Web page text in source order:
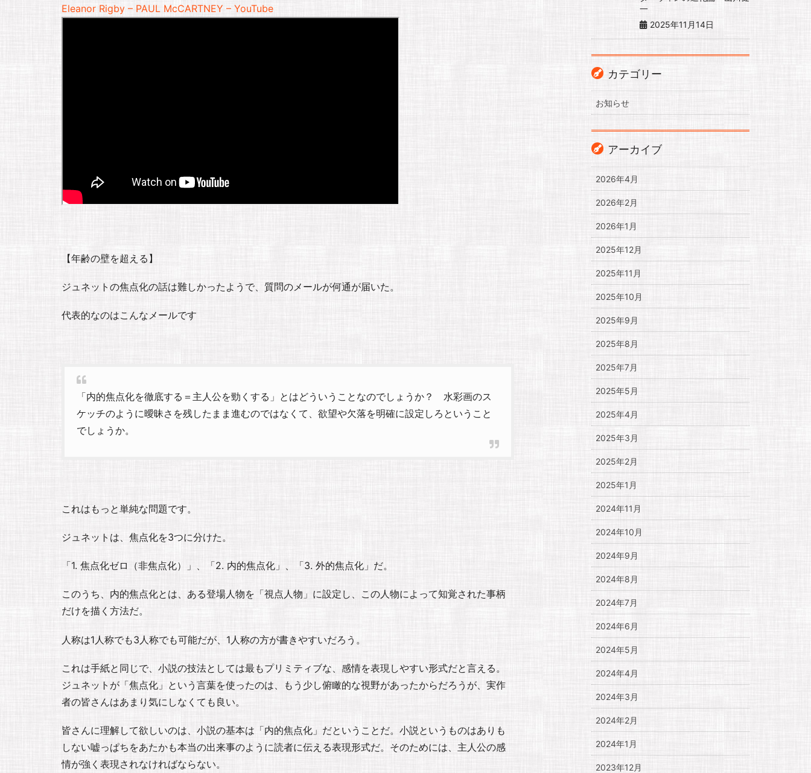
Eleanor Rigby – PAUL McCARTNEY – YouTube
【年齢の壁を超える】
ジュネットの焦点化の話は難しかったようで、質問のメールが何通が届いた。
代表的なのはこんなメールです
「内的焦点化を徹底する＝主人公を勁くする」とはどういうことなのでしょうか？ 水彩画のス
ケッチのように曖昧さを残したまま進むのではなくて、欲望や欠落を明確に設定しろということ
でしょうか。
これはもっと単純な問題です。
ジュネットは、焦点化を3つに分けた。
「1. 焦点化ゼロ（非焦点化）」、「2. 内的焦点化」、「3. 外的焦点化」だ。
このうち、内的焦点化とは、ある登場人物を「視点人物」に設定し、この人物によって知覚された事柄
だけを描く方法だ。
人称は1人称でも3人称でも可能だが、1人称の方が書きやすいだろう。
これは手紙と同じで、小説の技法としては最もプリミティブな、感情を表現しやすい形式だと言える。
ジュネットが「焦点化」という言葉を使ったのは、もう少し俯瞰的な視野があったからだろうが、実作
者の皆さんはあまり気にしなくても良い。
皆さんに理解して欲しいのは、小説の基本は「内的焦点化」だということだ。小説というものはありも
しない嘘っぱちをあたかも本当の出来事のように読者に伝える表現形式だ。そのためには、主人公の感
情が強く表現されなければならない。
一
2025年11月14日
カテゴリー
お知らせ
アーカイブ
2026年4月
2026年2月
2026年1月
2025年12月
2025年11月
2025年10月
2025年9月
2025年8月
2025年7月
2025年5月
2025年4月
2025年3月
2025年2月
2025年1月
2024年11月
2024年10月
2024年9月
2024年8月
2024年7月
2024年6月
2024年5月
2024年4月
2024年3月
2024年2月
2024年1月
2023年12月